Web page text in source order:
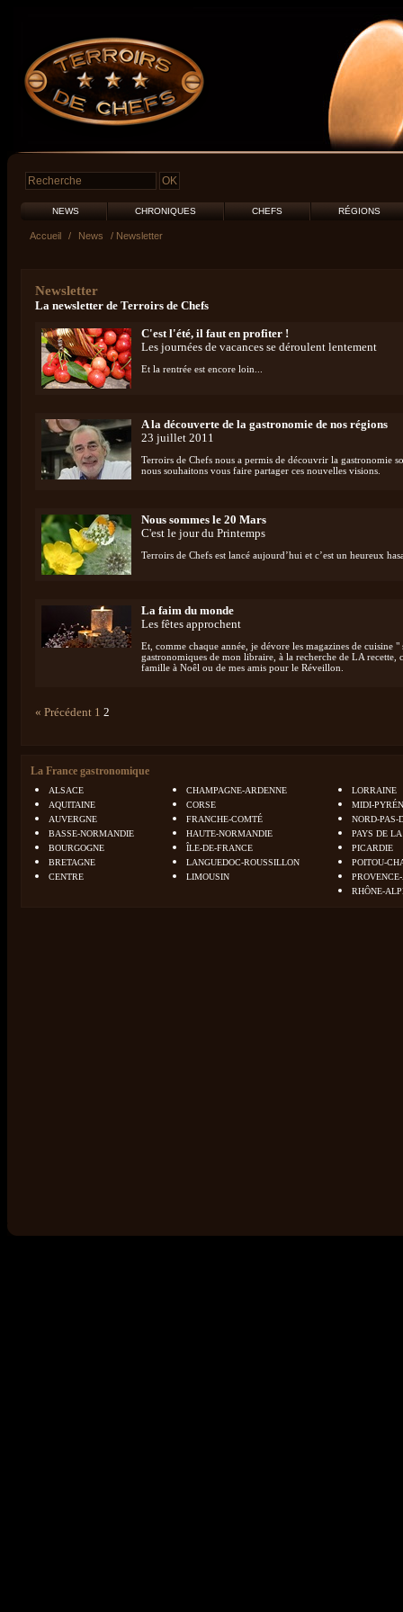
NEWS CHRONIQUES CHEFS RÉGIONS
Accueil / News / Newsletter
Newsletter
La newsletter de Terroirs de Chefs
C'est l'été, il faut en profiter !
Les journées de vacances se déroulent lentement
Et la rentrée est encore loin...
A la découverte de la gastronomie de nos régions
23 juillet 2011
Terroirs de Chefs nous a permis de découvrir la gastronomie
nous souhaitons vous faire partager ces nouvelles visions.
Nous sommes le 20 Mars
C'est le jour du Printemps
Terroirs de Chefs est lancé aujourd’hui et c’est un heureux
La faim du monde
Les fêtes approchent
Et, comme chaque année, je dévore les magazines de cuisine
gastronomiques de mon libraire, à la recherche de LA recette,
famille à Noêl ou de mes amis pour le Réveillon.
« Précédent 1 2
La France gastronomique
ALSACE
AQUITAINE
AUVERGNE
BASSE-NORMANDIE
BOURGOGNE
BRETAGNE
CENTRE
CHAMPAGNE-ARDENNE
CORSE
FRANCHE-COMTÉ
HAUTE-NORMANDIE
ÎLE-DE-FRANCE
LANGUEDOC-ROUSSILLON
LIMOUSIN
LORRAINE
MIDI-
NORD-PAS-
PAYS DE
PICARDIE
POITOU-
RHÔNE-